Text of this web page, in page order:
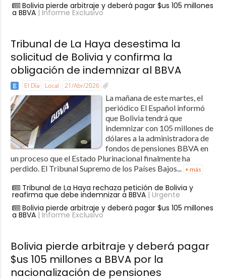
Bolivia pierde arbitraje y deberá pagar $us 105 millones
a BBVA| Informe Exclusivo
Tribunal de La Haya desestima la
solicitud de Bolivia y confirma la
obligación de indemnizar al BBVA
El Día Local 21/Abr/2026
La mañana de este martes, el
periódico El Español informó
que Bolivia tendrá que
indemnizar con 105 millones de
dólares a la administradora de
fondos de pensiones BBVA en
un proceso que el Estado Plurinacional finalmente ha
perdido. El Tribunal Supremo de los Países Bajos... + más
Tribunal de La Haya rechaza petición de Bolivia y
reafirma que debe indemnizar a BBVA| Urgente
Bolivia pierde arbitraje y deberá pagar $us 105 millones
a BBVA| Informe Exclusivo
Bolivia pierde arbitraje y deberá pagar
$us 105 millones a BBVA por la
nacionalización de pensiones